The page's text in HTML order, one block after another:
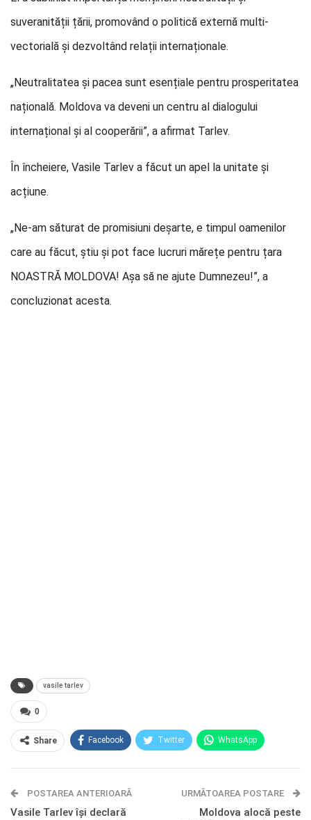
suveranității țării, promovând o politică externă multi-
vectorială și dezvoltând relații internaționale.
„Neutralitatea și pacea sunt esențiale pentru prosperitatea
națională. Moldova va deveni un centru al dialogului
internațional și al cooperării”, a afirmat Tarlev.
În încheiere, Vasile Tarlev a făcut un apel la unitate și
acțiune.
„Ne-am săturat de promisiuni deșarte, e timpul oamenilor
care au făcut, știu și pot face lucruri mărețe pentru țara
NOASTRĂ MOLDOVA! Așa să ne ajute Dumnezeu!”, a
concluzionat acesta.
vasile tarlev
0
Share Facebook Twitter WhatsApp
Telegram OK.ru
POSTAREA ANTERIOARĂ
Vasile Tarlev își declară
URMĂTOAREA POSTARE
Moldova alocă peste